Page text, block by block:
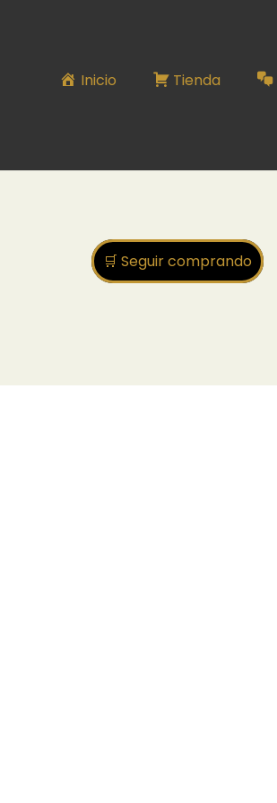
Inicio Tienda
SET 34
🛒 Seguir comprando